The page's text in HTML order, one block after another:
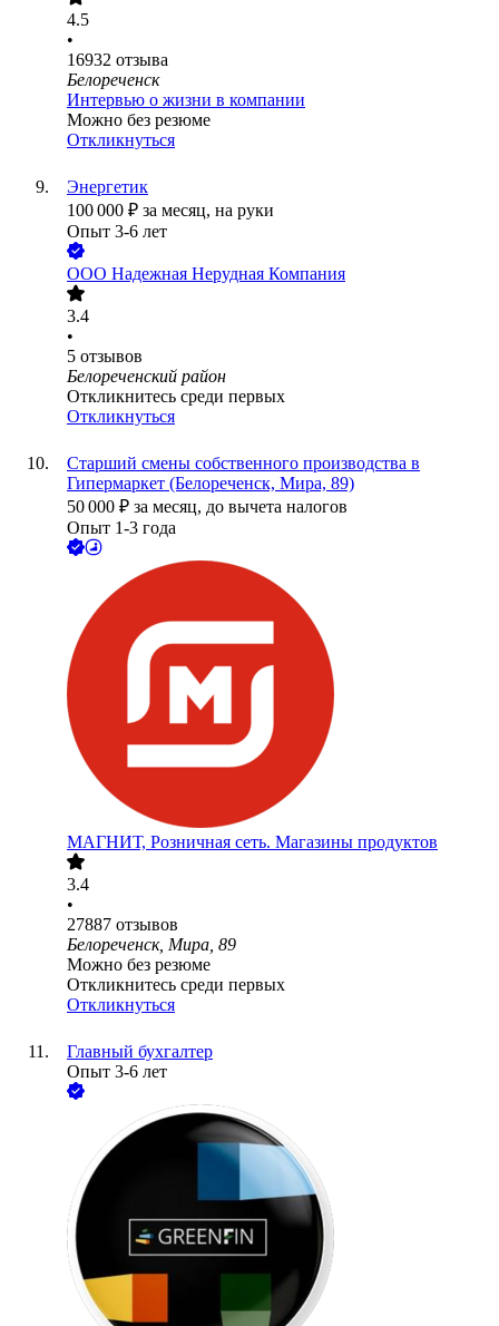
4.5
•
16932 отзыва
Белореченск
Интервью о жизни в компании
Можно без резюме
Откликнуться
Энергетик
100 000 ₽ за месяц, на руки
Опыт 3-6 лет
ООО Надежная Нерудная Компания
3.4
•
5 отзывов
Белореченский район
Откликнитесь среди первых
Откликнуться
Старший смены собственного производства в
Гипермаркет (Белореченск, Мира, 89)
50 000 ₽ за месяц, до вычета налогов
Опыт 1-3 года
МАГНИТ, Розничная сеть. Магазины продуктов
3.4
•
27887 отзывов
Белореченск, Мира, 89
Можно без резюме
Откликнитесь среди первых
Откликнуться
Главный бухгалтер
Опыт 3-6 лет